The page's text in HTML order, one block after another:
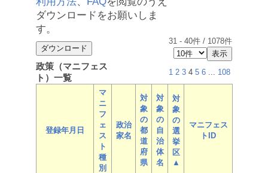
ダウンロードをお願いしま
す。
31 - 40件 / 1078件
政策（マニフェス
ト）一覧
1 2 3 4 5 6 ... 108
登録年月日
マ
ニ
フ
ェ
ス
ト
種
別
政治
家名
対
象
の
都
道
府
県
対
象
の
自
治
体
名
対
象
の
選
挙
区
▲
マニフェス
トID